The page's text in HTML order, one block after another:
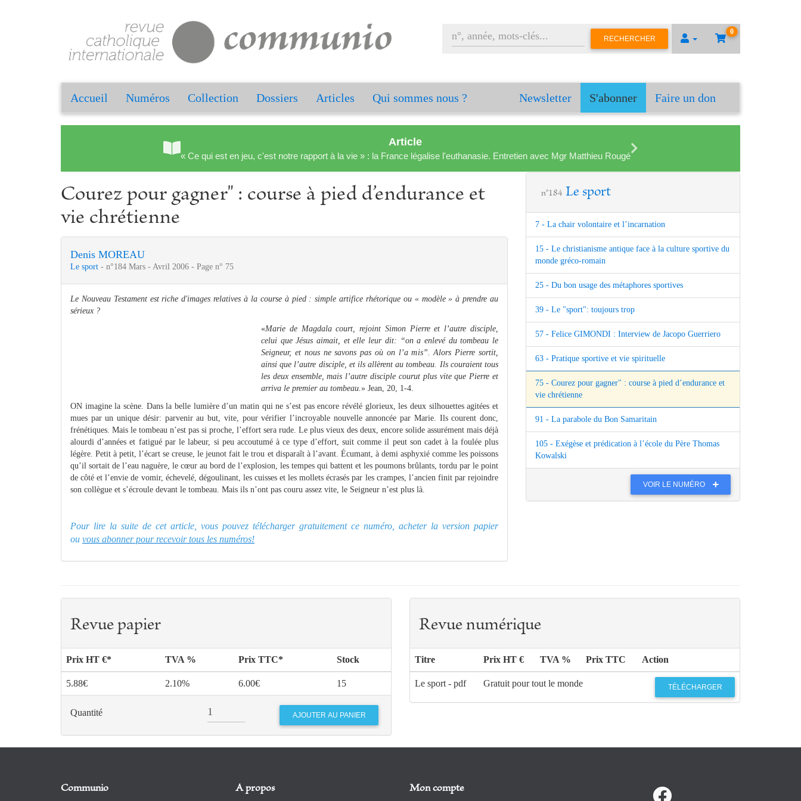
0
RECHERCHER
Accueil Numéros Collection Dossiers Articles Qui sommes nous ? Newsletter S'abonner Faire un don
Article
« Ce qui est en jeu, c'est notre rapport à la vie » : la France légalise l'euthanasie. Entretien avec Mgr Matthieu Rougé
Courez pour gagner" : course à pied d’endurance et
vie chrétienne
Denis MOREAU
Le sport - n°184 Mars - Avril 2006 - Page n° 75
Le Nouveau Testament est riche d'images relatives à la course à pied : simple artifice rhétorique ou « modèle » à prendre au
sérieux ?
«Marie de Magdala court, rejoint Simon Pierre et l’autre disciple,
celui que Jésus aimait, et elle leur dit: “on a enlevé du tombeau le
Seigneur, et nous ne savons pas où on l’a mis”. Alors Pierre sortit,
ainsi que l’autre disciple, et ils allèrent au tombeau. Ils couraient tous
les deux ensemble, mais l’autre disciple courut plus vite que Pierre et
arriva le premier au tombeau.» Jean, 20, 1-4.
ON imagine la scène. Dans la belle lumière d’un matin qui ne s’est pas encore révélé glorieux, les deux silhouettes agitées et
mues par un unique désir: parvenir au but, vite, pour vérifier l’incroyable nouvelle annoncée par Marie. Ils courent donc,
frénétiques. Mais le tombeau n’est pas si proche, l’effort sera rude. Le plus vieux des deux, encore solide assurément mais déjà
alourdi d’années et fatigué par le labeur, si peu accoutumé à ce type d’effort, suit comme il peut son cadet à la foulée plus
légère. Petit à petit, l’écart se creuse, le jeunot fait le trou et disparaît à l’avant. Écumant, à demi asphyxié comme les poissons
qu’il sortait de l’eau naguère, le cœur au bord de l’explosion, les tempes qui battent et les poumons brûlants, tordu par le point
de côté et l’envie de vomir, échevelé, dégoulinant, les cuisses et les mollets écrasés par les crampes, l’ancien finit par rejoindre
son collègue et s’écroule devant le tombeau. Mais ils n’ont pas couru assez vite, le Seigneur n’est plus là.
Pour lire la suite de cet article, vous pouvez télécharger gratuitement ce numéro, acheter la version papier
ou vous abonner pour recevoir tous les numéros!
n°184 Le sport
7 - La chair volontaire et l’incarnation
15 - Le christianisme antique face à la culture sportive du
monde gréco-romain
25 - Du bon usage des métaphores sportives
39 - Le "sport": toujours trop
57 - Felice GIMONDI : Interview de Jacopo Guerriero
63 - Pratique sportive et vie spirituelle
75 - Courez pour gagner" : course à pied d’endurance et
vie chrétienne
91 - La parabole du Bon Samaritain
105 - Exégèse et prédication à l’école du Père Thomas
Kowalski
VOIR LE NUMÉRO
Revue papier
Prix HT €* TVA % Prix TTC* Stock
5.88€ 2.10% 6.00€ 15
Quantité
Revue numérique
Titre Prix HT € TVA % Prix TTC Action
Le sport - pdf Gratuit pour tout le monde TÉLÉCHARGER
Communio A propos Mon compte